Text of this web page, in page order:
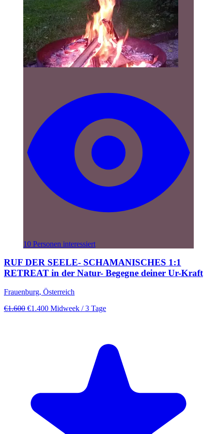
10 Personen interessiert
RUF DER SEELE- SCHAMANISCHES 1:1
RETREAT in der Natur- Begegne deiner Ur-Kraft
Frauenburg, Österreich
€1.600 €1.400 Midweek / 3 Tage